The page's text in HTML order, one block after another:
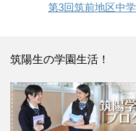
第3回筑前地区中
筑陽生の学園生活！